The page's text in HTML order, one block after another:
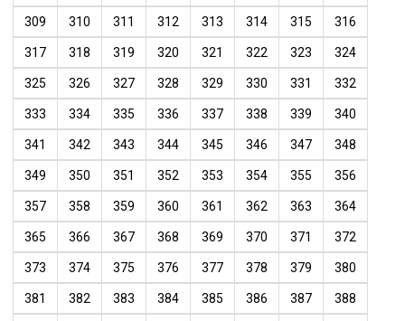
309 310 311 312 313 314 315 316
317 318 319 320 321 322 323 324
325 326 327 328 329 330 331 332
333 334 335 336 337 338 339 340
341 342 343 344 345 346 347 348
349 350 351 352 353 354 355 356
357 358 359 360 361 362 363 364
365 366 367 368 369 370 371 372
373 374 375 376 377 378 379 380
381 382 383 384 385 386 387 388